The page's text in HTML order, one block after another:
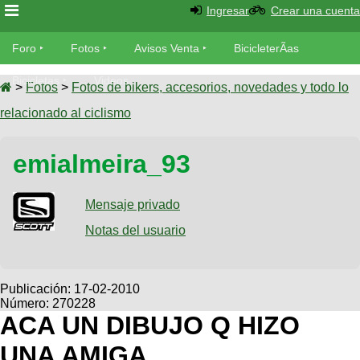
Foro
Foro
TÃ©cnica
Fotos
tu foto
Galeria
XC
Viajes
Descenso
SUBÃ
tu
Buscar
Ultimos
Fotos
BicicleterÃ­
as
Bicicletas
Tandem
Videos
Cicloturismo
Ingresar Crear una cuenta
Foro Fotos Avisos Venta BicicleterÃ­as
Bicicletas Videos
> Fotos > Fotos de bikers, accesorios, novedades y todo lo
relacionado al ciclismo
emialmeira_93
Mensaje privado
Notas del usuario
Publicación: 17-02-2010
Número: 270228
ACA UN DIBUJO Q HIZO